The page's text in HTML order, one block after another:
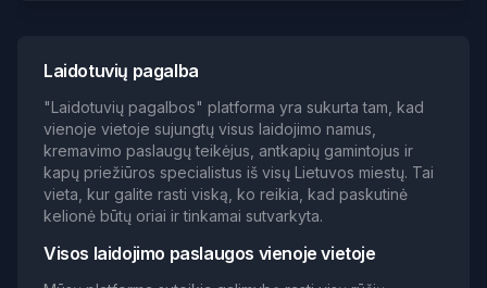
Laidotuvių pagalba
"Laidotuvių pagalbos" platforma yra sukurta tam, kad
vienoje vietoje sujungtų visus laidojimo namus,
kremavimo paslaugų teikėjus, antkapių gamintojus ir
kapų priežiūros specialistus iš visų Lietuvos miestų. Tai
vieta, kur galite rasti viską, ko reikia, kad paskutinė
kelionė būtų oriai ir tinkamai sutvarkyta.
Visos laidojimo paslaugos vienoje vietoje